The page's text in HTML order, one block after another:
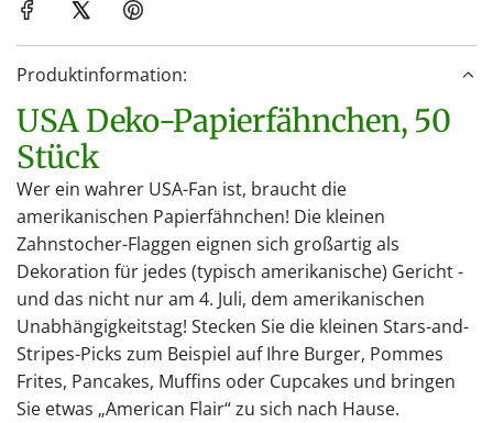
Produktinformation:
USA Deko-Papierfähnchen, 50
Stück
Wer ein wahrer USA-Fan ist, braucht die
amerikanischen Papierfähnchen! Die kleinen
Zahnstocher-Flaggen eignen sich großartig als
Dekoration für jedes (typisch amerikanische) Gericht -
und das nicht nur am 4. Juli, dem amerikanischen
Unabhängigkeitstag! Stecken Sie die kleinen Stars-and-
Stripes-Picks zum Beispiel auf Ihre Burger, Pommes
Frites, Pancakes, Muffins oder Cupcakes und bringen
Sie etwas „American Flair“ zu sich nach Hause.